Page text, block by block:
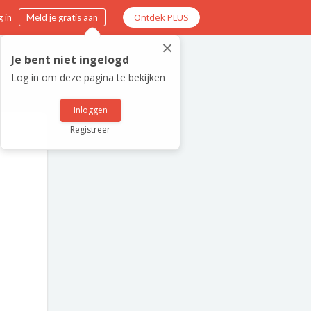
in Meld je gratis aan Ontdek PLUS
×
Je bent niet ingelogd
Log in om deze pagina te bekijken
Inloggen
Registreer